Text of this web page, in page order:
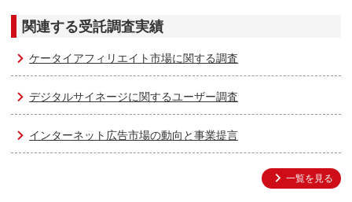
関連する受託調査実績
ケータイアフィリエイト市場に関する調査
デジタルサイネージに関するユーザー調査
インターネット広告市場の動向と事業提言
一覧を見る